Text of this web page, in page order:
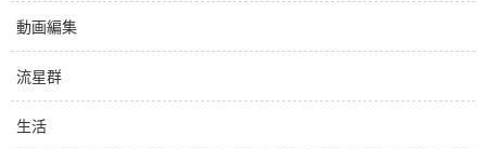
動画編集
流星群
生活